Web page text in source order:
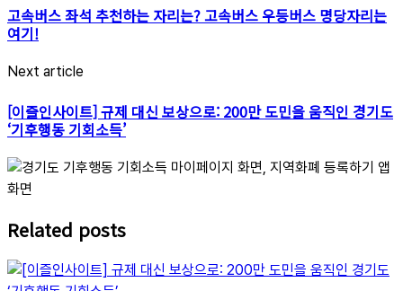
고속버스 좌석 추천하는 자리는? 고속버스 우등버스 명당자리는
여기!
Next article
[이즐인사이트] 규제 대신 보상으로: 200만 도민을 움직인 경기도
‘기후행동 기회소득’
Related posts